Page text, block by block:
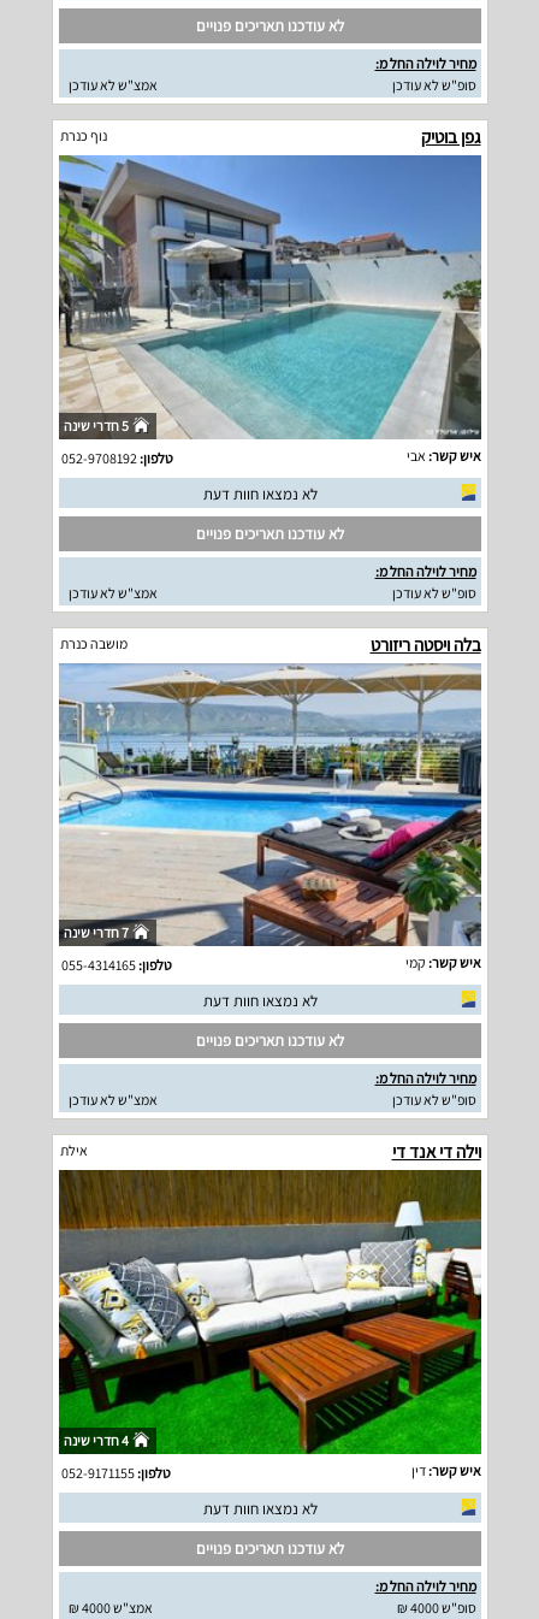
לא עודכנו תאריכים פנויים
מחיר לוילה החל מ:
סופ"ש לא עודכן
אמצ"ש לא עודכן
גפן בוטיק נוף כנרת
5 חדרי שינה
איש קשר: אבי טלפון:
לא נמצאו חוות דעת
לא עודכנו תאריכים פנויים
מחיר לוילה החל מ:
סופ"ש לא עודכן
אמצ"ש לא עודכן
בלה ויסטה ריזורט מושבה כנרת
7 חדרי שינה
איש קשר: קמי טלפון:055-4314165
לא נמצאו חוות דעת
לא עודכנו תאריכים פנויים
מחיר לוילה החל מ:
סופ"ש לא עודכן
אמצ"ש לא עודכן
וילה די אנד די אילת
4 חדרי שינה
איש קשר:דין טלפון:052-9171155
לא נמצאו חוות דעת
לא עודכנו תאריכים פנויים
מחיר לוילה החל מ:
סופ"ש 4000 ₪
אמצ"ש 4000 ₪